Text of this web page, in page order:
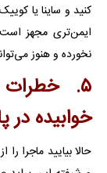
ایمن‌تری مجهز
نخورده و هنوز
۵.
خوابیده در
حالا بیایید ماجرا